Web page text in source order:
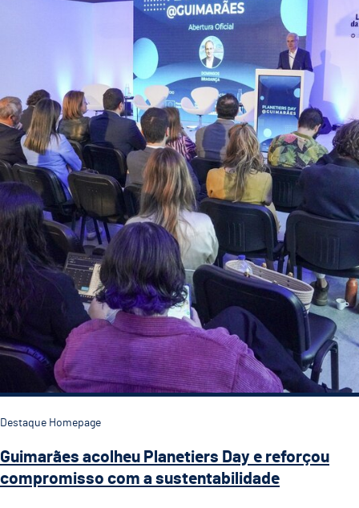
Destaque Homepage
Guimarães acolheu Planetiers Day e reforçou
compromisso com a sustentabilidade